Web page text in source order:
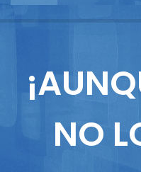
Reportajes
Columnistas
NO